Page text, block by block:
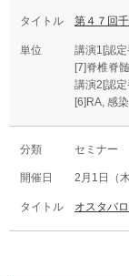
第４７回
講演1[認
[7]脊椎脊
講演2[認
[6]RA, 感
セミナー
2月1日（木
オスタバ